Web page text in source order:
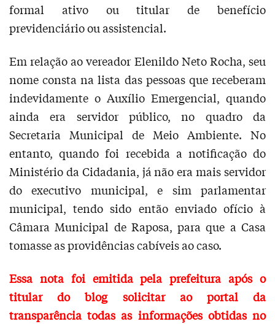
formal ativo ou titular de benefício
previdenciário ou assistencial.
Em relação ao vereador Elenildo Neto Rocha, seu
nome consta na lista das pessoas que receberam
indevidamente o Auxílio Emergencial, quando
ainda era servidor público, no quadro da
Secretaria Municipal de Meio Ambiente. No
entanto, quando foi recebida a notificação do
Ministério da Cidadania, já não era mais servidor
do executivo municipal, e sim parlamentar
municipal, tendo sido então enviado ofício à
Câmara Municipal de Raposa, para que a Casa
tomasse as providências cabíveis ao caso.
Essa nota foi emitida pela prefeitura após o
titular do blog solicitar ao portal da
transparência todas as informações obtidas no